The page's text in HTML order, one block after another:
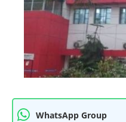
WhatsApp Group